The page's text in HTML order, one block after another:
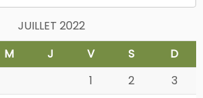
JUILLET 2022
M J V S
D
1
2
3